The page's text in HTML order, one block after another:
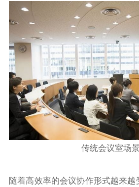
传统会议室场
随着高效率的会议协作形式越来